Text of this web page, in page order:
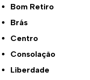
Bom Retiro
Brás
Centro
Consolação
Liberdade